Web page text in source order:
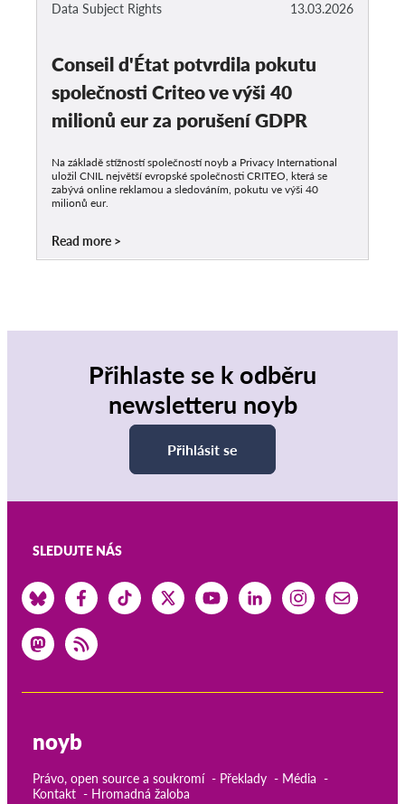
13.03.2026
Data Subject Rights
Conseil d'État potvrdila pokutu
společnosti Criteo ve výši 40
milionů eur za porušení GDPR
Na základě stížností společností noyb a Privacy International
uložil CNIL největší evropské společnosti CRITEO, která se
zabývá online reklamou a sledováním, pokutu ve výši 40
milionů eur.
Read more
Přihlaste se k odběru
newsletteru noyb
Přihlásit se
SLEDUJTE NÁS
noyb
Právo, open source a soukromí Překlady
Média
Kontakt
Hromadná žaloba